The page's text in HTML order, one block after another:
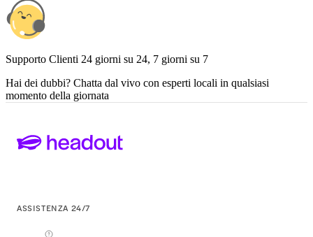
Supporto Clienti 24 giorni su 24, 7 giorni su 7
Hai dei dubbi? Chatta dal vivo con esperti locali in qualsiasi
momento della giornata
ASSISTENZA 24/7